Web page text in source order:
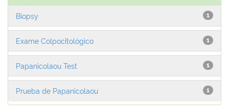
1
Biopsy
1
Exame Colpocitológico
1
Papanicolaou Test
1
Prueba de Papanicolaou